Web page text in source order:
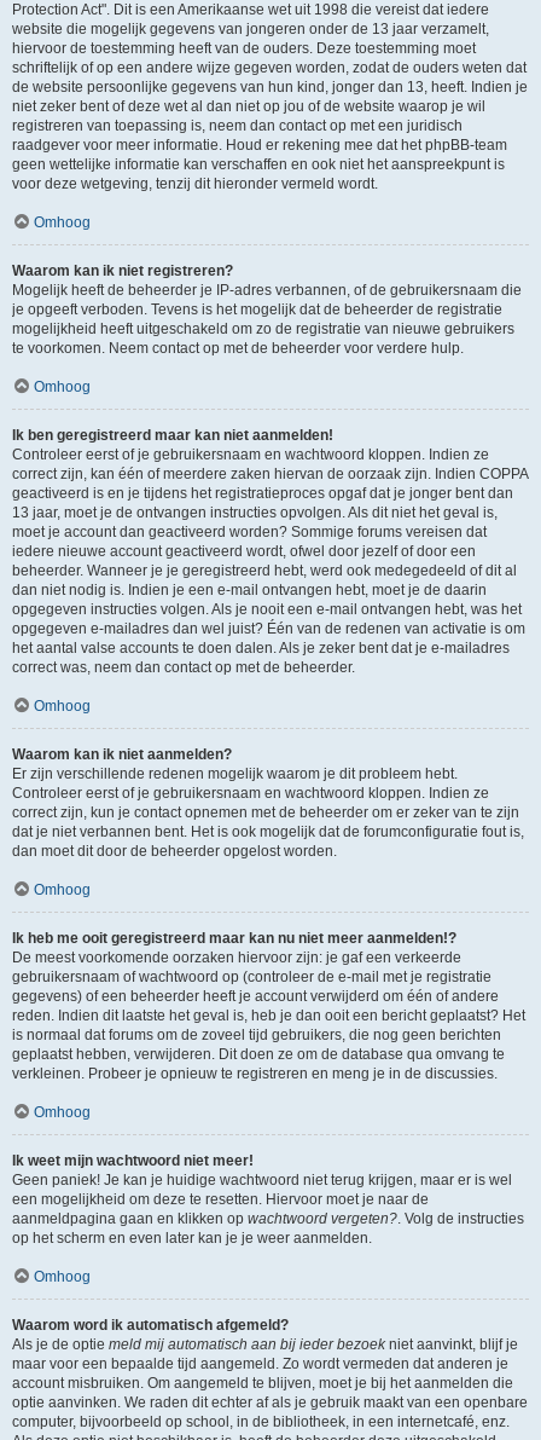
Protection Act". Dit is een Amerikaanse wet uit 1998 die vereist dat iedere
website die mogelijk gegevens van jongeren onder de 13 jaar verzamelt,
hiervoor de toestemming heeft van de ouders. Deze toestemming moet
schriftelijk of op een andere wijze gegeven worden, zodat de ouders weten dat
de website persoonlijke gegevens van hun kind, jonger dan 13, heeft. Indien je
niet zeker bent of deze wet al dan niet op jou of de website waarop je wil
registreren van toepassing is, neem dan contact op met een juridisch
raadgever voor meer informatie. Houd er rekening mee dat het phpBB-team
geen wettelijke informatie kan verschaffen en ook niet het aanspreekpunt is
voor deze wetgeving, tenzij dit hieronder vermeld wordt.
Omhoog
Waarom kan ik niet registreren?
Mogelijk heeft de beheerder je IP-adres verbannen, of de gebruikersnaam die
je opgeeft verboden. Tevens is het mogelijk dat de beheerder de registratie
mogelijkheid heeft uitgeschakeld om zo de registratie van nieuwe gebruikers
te voorkomen. Neem contact op met de beheerder voor verdere hulp.
Omhoog
Ik ben geregistreerd maar kan niet aanmelden!
Controleer eerst of je gebruikersnaam en wachtwoord kloppen. Indien ze
correct zijn, kan één of meerdere zaken hiervan de oorzaak zijn. Indien COPPA
geactiveerd is en je tijdens het registratieproces opgaf dat je jonger bent dan
13 jaar, moet je de ontvangen instructies opvolgen. Als dit niet het geval is,
moet je account dan geactiveerd worden? Sommige forums vereisen dat
iedere nieuwe account geactiveerd wordt, ofwel door jezelf of door een
beheerder. Wanneer je je geregistreerd hebt, werd ook medegedeeld of dit al
dan niet nodig is. Indien je een e-mail ontvangen hebt, moet je de daarin
opgegeven instructies volgen. Als je nooit een e-mail ontvangen hebt, was het
opgegeven e-mailadres dan wel juist? Één van de redenen van activatie is om
het aantal valse accounts te doen dalen. Als je zeker bent dat je e-mailadres
correct was, neem dan contact op met de beheerder.
Omhoog
Waarom kan ik niet aanmelden?
Er zijn verschillende redenen mogelijk waarom je dit probleem hebt.
Controleer eerst of je gebruikersnaam en wachtwoord kloppen. Indien ze
correct zijn, kun je contact opnemen met de beheerder om er zeker van te zijn
dat je niet verbannen bent. Het is ook mogelijk dat de forumconfiguratie fout is,
dan moet dit door de beheerder opgelost worden.
Omhoog
Ik heb me ooit geregistreerd maar kan nu niet meer aanmelden!?
De meest voorkomende oorzaken hiervoor zijn: je gaf een verkeerde
gebruikersnaam of wachtwoord op (controleer de e-mail met je registratie
gegevens) of een beheerder heeft je account verwijderd om één of andere
reden. Indien dit laatste het geval is, heb je dan ooit een bericht geplaatst? Het
is normaal dat forums om de zoveel tijd gebruikers, die nog geen berichten
geplaatst hebben, verwijderen. Dit doen ze om de database qua omvang te
verkleinen. Probeer je opnieuw te registreren en meng je in de discussies.
Omhoog
Ik weet mijn wachtwoord niet meer!
Geen paniek! Je kan je huidige wachtwoord niet terug krijgen, maar er is wel
een mogelijkheid om deze te resetten. Hiervoor moet je naar de
aanmeldpagina gaan en klikken op wachtwoord vergeten?. Volg de instructies
op het scherm en even later kan je je weer aanmelden.
Omhoog
Waarom word ik automatisch afgemeld?
Als je de optie meld mij automatisch aan bij ieder bezoekniet aanvinkt, blijf je
maar voor een bepaalde tijd aangemeld. Zo wordt vermeden dat anderen je
account misbruiken. Om aangemeld te blijven, moet je bij het aanmelden die
optie aanvinken. We raden dit echter af als je gebruik maakt van een openbare
computer, bijvoorbeeld op school, in de bibliotheek, in een internetcafé, enz.